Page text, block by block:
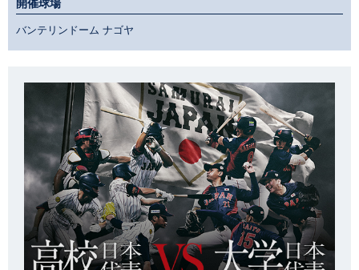
開催球場
バンテリンドーム ナゴヤ